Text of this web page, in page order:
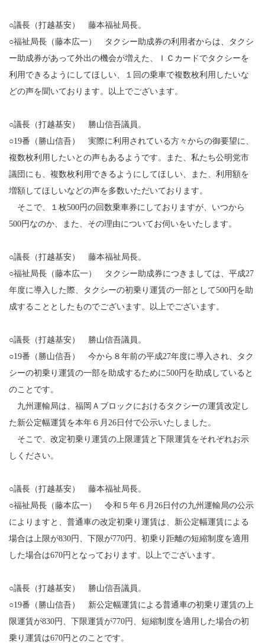
○議長（打越基安） 藤本福祉局長。
○福祉局長（藤本広一） タクシー助成券の利用者からは、タクシ
ー助成券があって外出の機会が増えた、ＩＣカードでタクシーを
利用できるようにしてほしい、１回の乗車で複数枚利用したいな
どの声を聞いております。以上でございます。
○議長（打越基安） 勝山信吾議員。
○19番（勝山信吾） 実際に利用されている方々からの御要望に、
複数枚利用したいとの声もあるようです。また、私たち公明党市
議団にも、複数枚利用できるようにしてほしい、また、利用額を
増額してほしいなどの声を多数いただいております。
そこで、１枚500円の回数乗車券にしておりますが、いつから
500円なのか、また、その理由についてお伺いをいたします。
○議長（打越基安） 藤本福祉局長。
○福祉局長（藤本広一） タクシー助成券につきましては、平成27
年度に導入した際、タクシーの初乗り運賃の一部として500円を助
成することとしたものでございます。以上でございます。
○議長（打越基安） 勝山信吾議員。
○19番（勝山信吾） 今から８年前の平成27年度に導入され、タク
シーの初乗り運賃の一部を助成するために500円を助成していると
のことです。
九州運輸局は、福岡Ａブロックにおけるタクシーの運賃改定し
た新公定幅運賃を本年６月26日付で公示いたしました。
そこで、改定初乗り運賃の上限運賃と下限運賃をそれぞれお示
しください。
○議長（打越基安） 藤本福祉局長。
○福祉局長（藤本広一） 令和５年６月26日付の九州運輸局の公示
によりますと、普通車の改定初乗り運賃は、新公定幅運賃による
場合は上限が830円、下限が770円、初乗り距離の短縮制度を適用
した場合は670円となっております。以上でございます。
○議長（打越基安） 勝山信吾議員。
○19番（勝山信吾） 新公定幅運賃による普通車の初乗り運賃の上
限運賃が830円、下限運賃が770円、短縮制度を適用した場合の初
乗り運賃は670円とのことです。